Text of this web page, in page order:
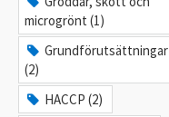
microgrönt (1)
Grundförutsättningar
(2)
HACCP (2)